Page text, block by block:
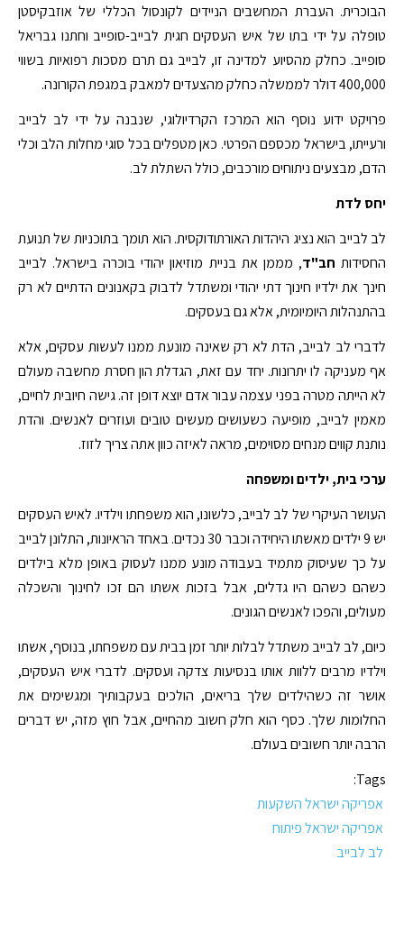
הבוכרית. העברת המחשבים הניידים לקונסול הכללי של אוזבקיסטן
טופלה על ידי בתו של איש העסקים חגית לבייב-סופייב וחתנו גבריאל
סופייב. כחלק מהסיוע למדינה זו, לבייב גם תרם מסכות רפואיות בשווי
400,000 דולר לממשלה כחלק מהצעדים למאבק במגפת הקורונה.
פרויקט ידוע נוסף הוא המרכז הקרדיולוגי, שנבנה על ידי לב לבייב
ורעייתו, בישראל מכספם הפרטי. כאן מטפלים בכל סוגי מחלות הלב וכלי
הדם, מבצעים ניתוחים מורכבים, כולל השתלת לב.
יחס לדת
לב לבייב הוא נציג היהדות האורתודוקסית. הוא תומך בתוכניות של תנועת
החסידות חב"ד, מממן את בניית מוזיאון יהודי בוכרה בישראל. לבייב
חינך את ילדיו חינוך דתי יהודי ומשתדל לדבוק בקאנונים הדתיים לא רק
בהתנהלות היומיומית, אלא גם בעסקים.
לדברי לב לבייב, הדת לא רק שאינה מונעת ממנו לעשות עסקים, אלא
אף מעניקה לו יתרונות. יחד עם זאת, הגדלת הון חסרת מחשבה מעולם
לא הייתה מטרה בפני עצמה עבור אדם יוצא דופן זה. גישה חיובית לחיים,
מאמין לבייב, מופיעה כשעושים מעשים טובים ועוזרים לאנשים. והדת
נותנת קווים מנחים מסוימים, מראה לאיזה כוון אתה צריך לזוז.
ערכי בית, ילדים ומשפחה
העושר העיקרי של לב לבייב, כלשונו, הוא משפחתו וילדיו. לאיש העסקים
יש 9 ילדים מאשתו היחידה וכבר 30 נכדים. באחד הראיונות, התלונן לבייב
על כך שעיסוק מתמיד בעבודה מונע ממנו לעסוק באופן מלא בילדים
כשהם כשהם היו גדלים, אבל בזכות אשתו הם זכו לחינוך והשכלה
מעולים, והפכו לאנשים הגונים.
כיום, לב לבייב משתדל לבלות יותר זמן בבית עם משפחתו, בנוסף, אשתו
וילדיו מרבים ללוות אותו בנסיעות צדקה ועסקים. לדברי איש העסקים,
אושר זה כשהילדים שלך בריאים, הולכים בעקבותיך ומגשימים את
החלומות שלך. כסף הוא חלק חשוב מהחיים, אבל חוץ מזה, יש דברים
הרבה יותר חשובים בעולם.
Tags:
אפריקה ישראל השקעות
אפריקה ישראל פיתוח
לב לבייב